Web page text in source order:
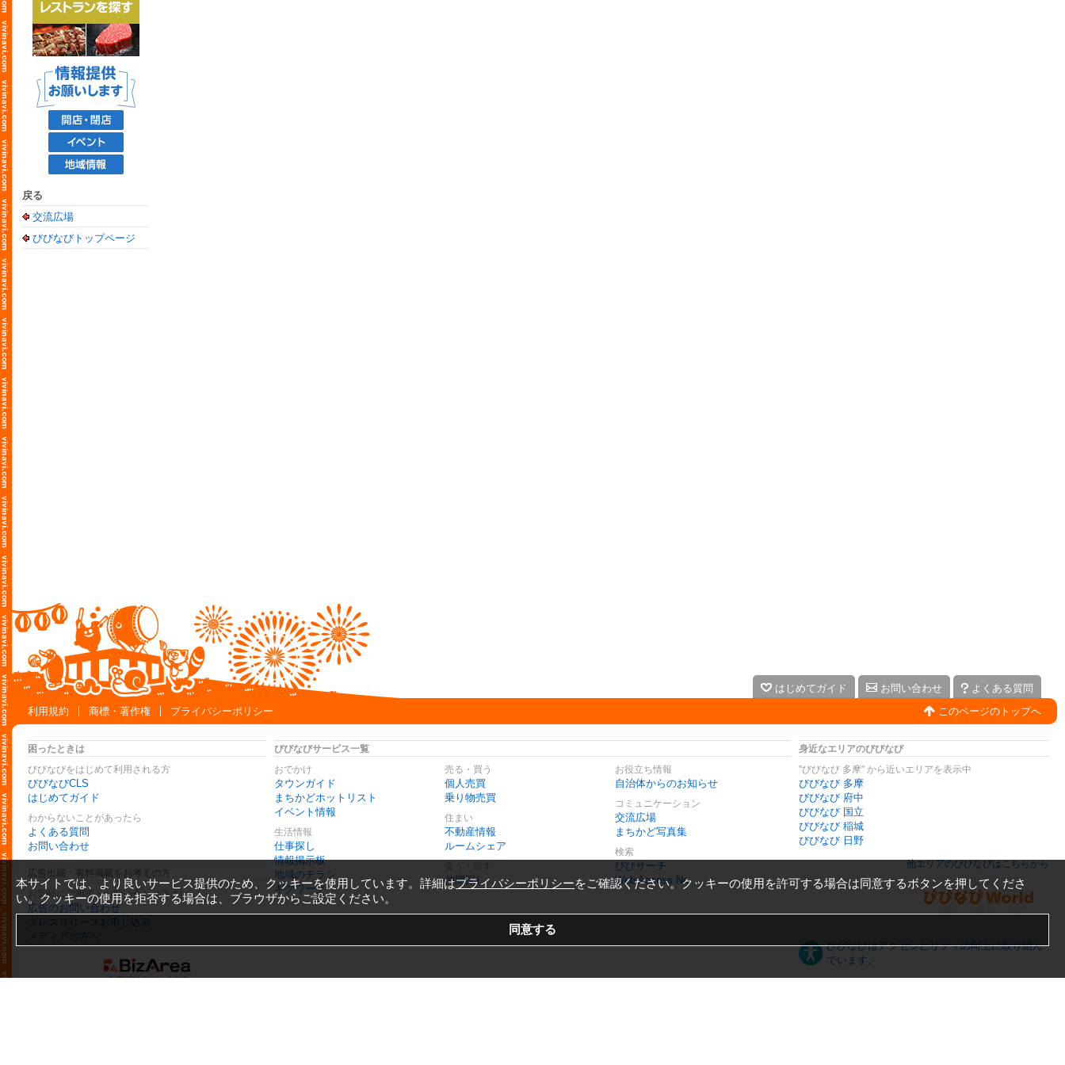
戻る
交流広場
びびなびトップページ
はじめてガイド お問い合わせ
よくある質問
利用規約
商標・著作権 プライバシーポリシー このページのトップへ
困ったときは
びびなびをはじめて利用される方
びびなびCLS
はじめてガイド
わからないことがあったら
よくある質問
お問い合わせ
お気軽にご相談・お問い合わせ下さい
広告のお問い合わせ
プレスリリースお申し込み
メディアの方へ
びびなびサービス一覧
おでかけ
タウンガイド
まちかどホットリスト
イベント情報
生活情報
仕事探し
情報掲示板
地域のチラシ
ギグワーク
売る・買う
個人売買
乗り物売買
住まい
不動産情報
ルームシェア
仲間探し
お役立ち情報
自治体からのお知らせ
コミュニケーション
交流広場
まちかど写真集
検索
びびサーチ
Web Access No.
身近なエリアのびびなび
"びびなび 多摩" から近いエリアを表示中
びびなび 多摩
びびなび 府中
びびなび 国立
びびなび 稲城
びびなび 日野
他エリアのびびなびはこちらから
びびなびはアクセシビリティの向上に取り組ん
でいます。
本サイトでは、より良いサービス提供のため、クッキーを使用しています。詳細はプライバシーポリシーをご確認ください。クッキーの使用を許可する場合は同意するボタンを押してくださ
い。クッキーの使用を拒否する場合は、ブラウザからご設定ください。